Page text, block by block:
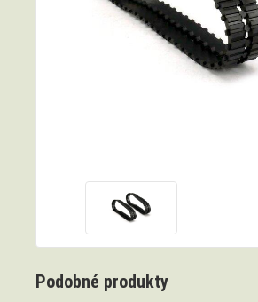
Podobné produkty